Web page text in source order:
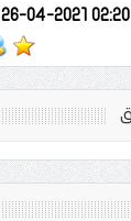
26-04-2021 02:20